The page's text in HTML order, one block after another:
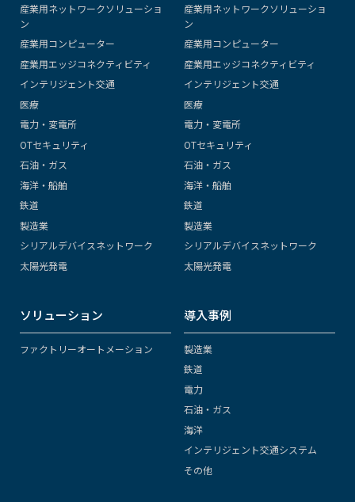
産業用ネットワークソリューショ
ン
産業用コンピューター
産業用エッジコネクティビティ
インテリジェント交通
医療
電力・変電所
OTセキュリティ
石油・ガス
海洋・船舶
鉄道
製造業
シリアルデバイスネットワーク
太陽光発電
産業用ネットワークソリューショ
ン
産業用コンピューター
産業用エッジコネクティビティ
インテリジェント交通
医療
電力・変電所
OTセキュリティ
石油・ガス
海洋・船舶
鉄道
製造業
シリアルデバイスネットワーク
太陽光発電
ソリューション
ファクトリーオートメーション
導入事例
製造業
鉄道
電力
石油・ガス
海洋
インテリジェント交通システム
その他